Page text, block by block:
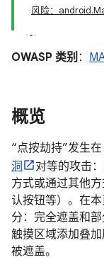
风险：
OWASP 类别 ：
概览
“点按劫持”发生
洞
对等的攻击
方式或通过其他
认按钮等）。在
分：完全遮盖和
触摸区域添加叠
被遮盖。